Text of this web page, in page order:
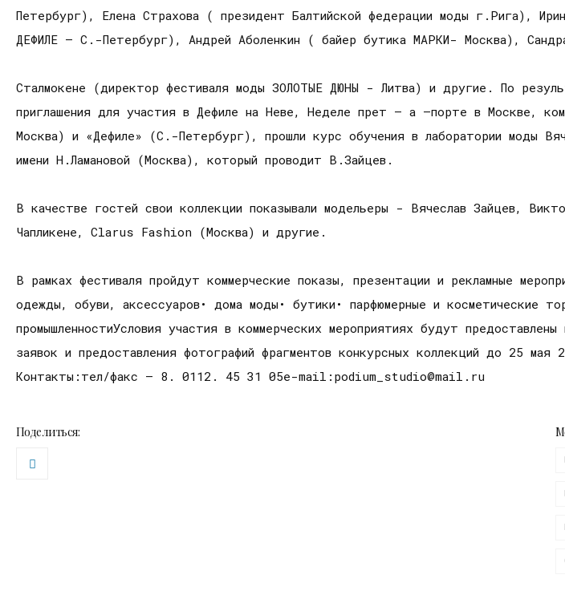
Петербург), Елена Страхова ( президент Балтийской федерации моды г.Рига),
ДЕФИЛЕ – С.-Петербург), Андрей Аболенкин ( байер бутика МАРКИ- Москва),
Сталмокене (директор фестиваля моды ЗОЛОТЫЕ ДЮНЫ - Литва) и другие. По
приглашения для участия в Дефиле на Неве, Неделе прет – а –порте в Москве,
Москва) и «Дефиле» (С.-Петербург), прошли курс обучения в лаборатории моды
имени Н.Ламановой (Москва), который проводит В.Зайцев.
В качестве гостей свои коллекции показывали модельеры - Вячеслав Зайцев,
Чапликене, Clarus Fashion (Москва) и другие.
В рамках фестиваля пройдут коммерческие показы, презентации и рекламные
одежды, обуви, аксессуаров• дома моды• бутики• парфюмерные и косметические
промышленностиУсловия участия в коммерческих мероприятиях будут
заявок и предоставления фотографий фрагментов конкурсных коллекций до 25
Контакты:тел/факс – 8. 0112. 45 31 05e-mail:podium_studio@mail.ru
Поделиться: